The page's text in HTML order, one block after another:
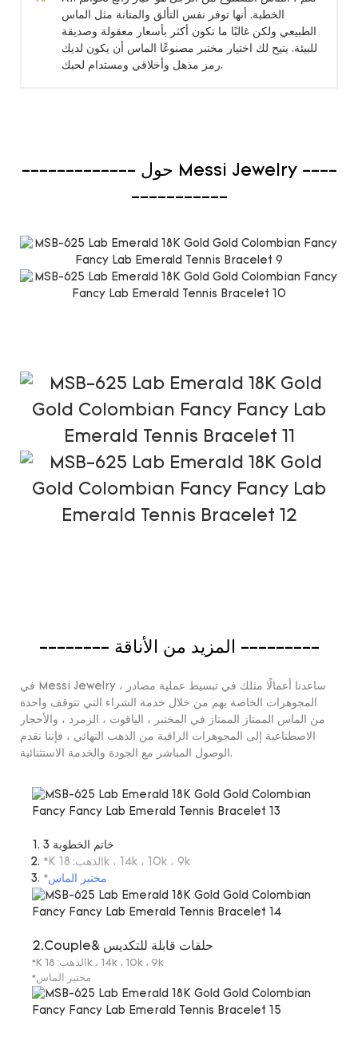
الخطبة. أنها توفر نفس التألق والمتانة مثل الماس
الطبيعي ولكن غالبًا ما تكون أكثر بأسعار معقولة وصديقة
للبيئة. يتيح لك اختيار مختبر مصنوعًا الماس أن يكون لديك
رمز مذهل وأخلاقي ومستدام لحبك.
------------- حول Messi Jewelry ----
-----------
-------- المزيد من الأناقة ---------
في Messi Jewelry ، ساعدنا أعمالًا مثلك في تبسيط عملية مصادر
من الماس الممتاز الممتاز في المختبر ، الياقوت ، الزمرد ، والأحجار
الاصطناعية إلى المجوهرات الراقية من الذهب النهائي ، فإننا نقدم
الوصول المباشر مع الجودة والخدمة الاستثنائية.
3 خاتم الخطوبة
*K الذهب: 18k ، 14k ، 10k ، 9k
*مختبر الماس
2.Couple& حلقات قابلة للتكديس
*K الذهب: 18k ، 14k ، 10k ، 9k
*مختبر الماس